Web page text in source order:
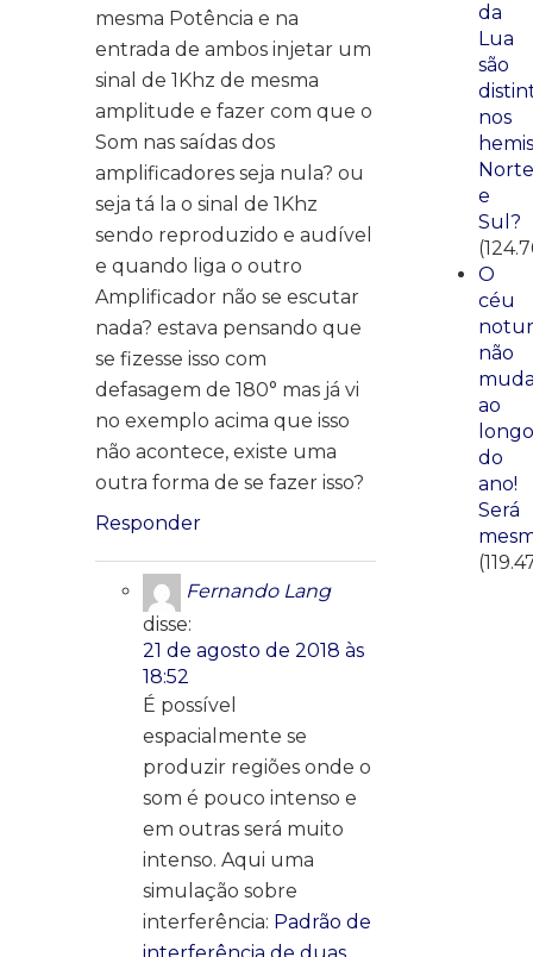
mesma Potência e na
entrada de ambos injetar um
sinal de 1Khz de mesma
amplitude e fazer com que o
Som nas saídas dos
amplificadores seja nula? ou
seja tá la o sinal de 1Khz
sendo reproduzido e audível
e quando liga o outro
Amplificador não se escutar
nada? estava pensando que
se fizesse isso com
defasagem de 180° mas já vi
no exemplo acima que isso
não acontece, existe uma
outra forma de se fazer isso?
Responder
Fernando Lang
disse:
21 de agosto de 2018 às
18:52
É possível
espacialmente se
produzir regiões onde o
som é pouco intenso e
em outras será muito
intenso. Aqui uma
simulação sobre
interferência: Padrão de
da
Lua
são
nos
Norte
e
Sul?
O
céu
não
ao
longo
do
ano!
Será